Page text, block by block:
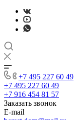
+7 495 227 60 49
+7 495 227 60 49
+7 916 454 81 57
Заказать звонок
E-mail